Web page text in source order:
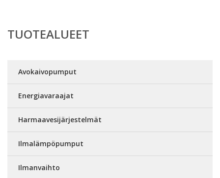
TUOTEALUEET
Avokaivopumput
Energiavaraajat
Harmaavesijärjestelmät
Ilmalämpöpumput
Ilmanvaihto